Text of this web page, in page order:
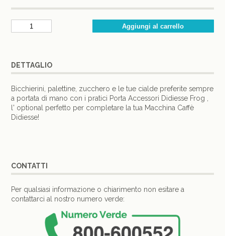
DETTAGLIO
Bicchierini, palettine, zucchero e le tue cialde preferite sempre
a portata di mano con i pratici Porta Accessori Didiesse Frog ,
l' optional perfetto per completare la tua Macchina Caffè
Didiesse!
CONTATTI
Per qualsiasi informazione o chiarimento non esitare a
contattarci al nostro numero verde: